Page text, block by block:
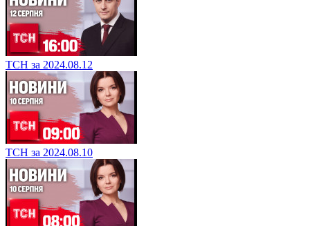
ТСН за 2024.08.12
ТСН за 2024.08.10